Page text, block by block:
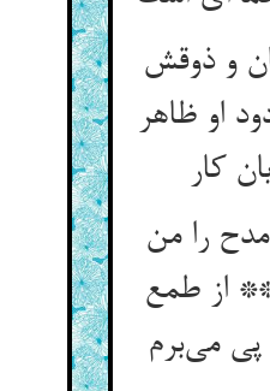
و ذوقش
او ظاهر
کار
را من
از طمع